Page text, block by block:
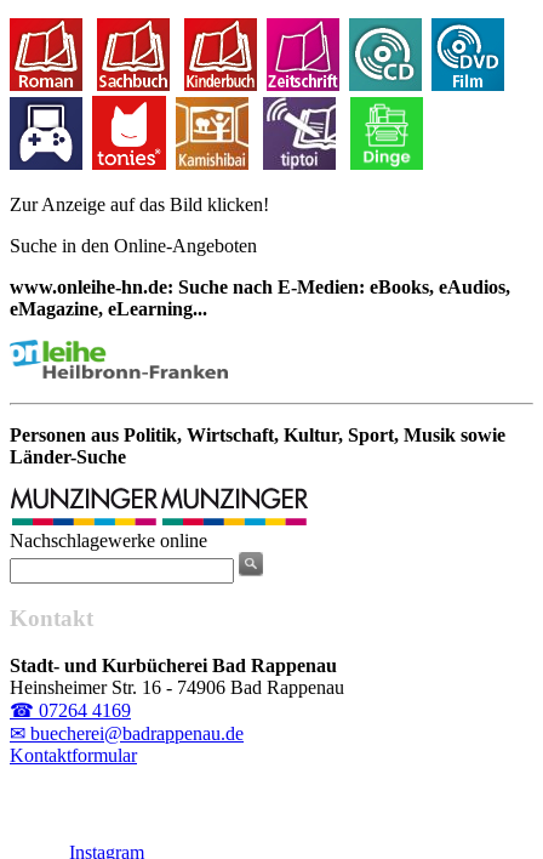
Zur Anzeige auf das Bild klicken!
Suche in den Online-Angeboten
www.onleihe-hn.de: Suche nach E-Medien: eBooks, eAudios,
eMagazine, eLearning...
Personen aus Politik, Wirtschaft, Kultur, Sport, Musik sowie
Länder-Suche
Nachschlagewerke online
Kontakt
Stadt- und Kurbücherei Bad Rappenau
Heinsheimer Str. 16 - 74906 Bad Rappenau
☎ 07264 4169
✉ buecherei@badrappenau.de
Kontaktformular
Instagram